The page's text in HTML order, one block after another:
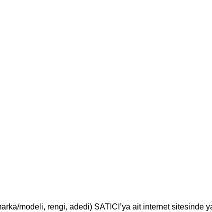
modeli, rengi, adedi) SATICI’ya ait internet sitesinde